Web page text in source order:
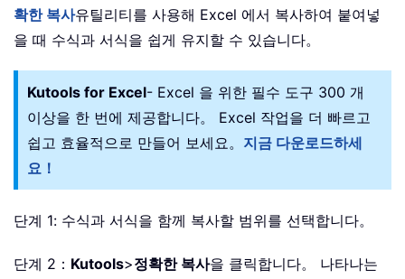
확한 복사유틸리티를 사용해 Excel 에서 복사하여 붙여넣
을 때 수식과 서식을 쉽게 유지할 수 있습니다。
Kutools for Excel- Excel 을 위한 필수 도구 300 개
이상을 한 번에 제공합니다。 Excel 작업을 더 빠르고
쉽고 효율적으로 만들어 보세요。 지금 다운로드하세
요！
단계 1: 수식과 서식을 함께 복사할 범위를 선택합니다。
단계 2： Kutools>정확한 복사을 클릭합니다。 나타나는